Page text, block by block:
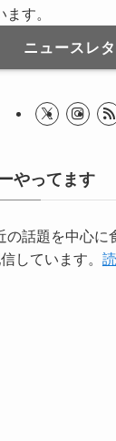
す。
ニュースレ
やってます
の話題を中心に
しています。